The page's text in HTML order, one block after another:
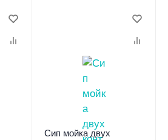
Сип мойка двух